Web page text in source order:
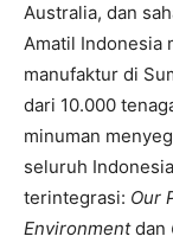
Australia, dan
Amatil Indonesia
manufaktur di
dari 10.000
minuman
seluruh
terintegrasi: Our
Environmentdan